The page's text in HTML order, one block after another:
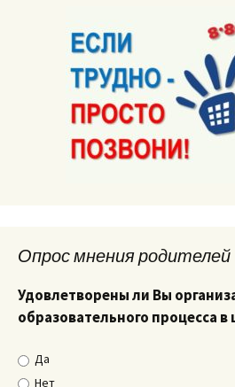
Опрос мнения родителей
Удовлетворены ли Вы
образовательного процесса в
Да
Нет